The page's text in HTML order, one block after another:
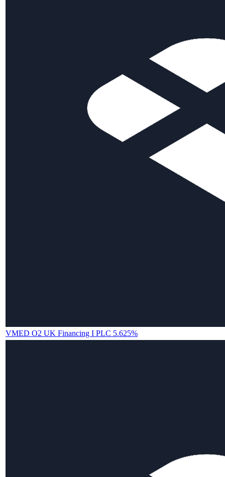
VMED O2 UK Financing I PLC 5.625%